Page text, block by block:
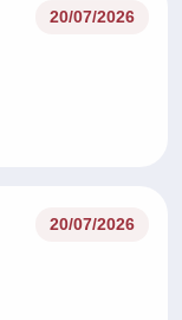
20/07/2026
20/07/2026